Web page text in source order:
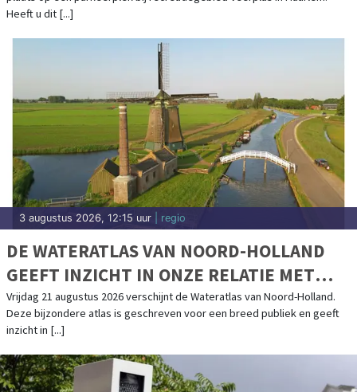
Heeft u dit [...]
3 augustus 2026, 12:15 uur | regio
DE WATERATLAS VAN NOORD-HOLLAND
GEEFT INZICHT IN ONZE RELATIE MET
WATER
Vrijdag 21 augustus 2026 verschijnt de Wateratlas van Noord-Holland.
Deze bijzondere atlas is geschreven voor een breed publiek en geeft
inzicht in [...]